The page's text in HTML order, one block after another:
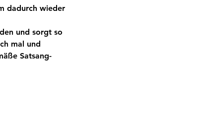
dadurch wieder
und sorgt so
mal und
Satsang-